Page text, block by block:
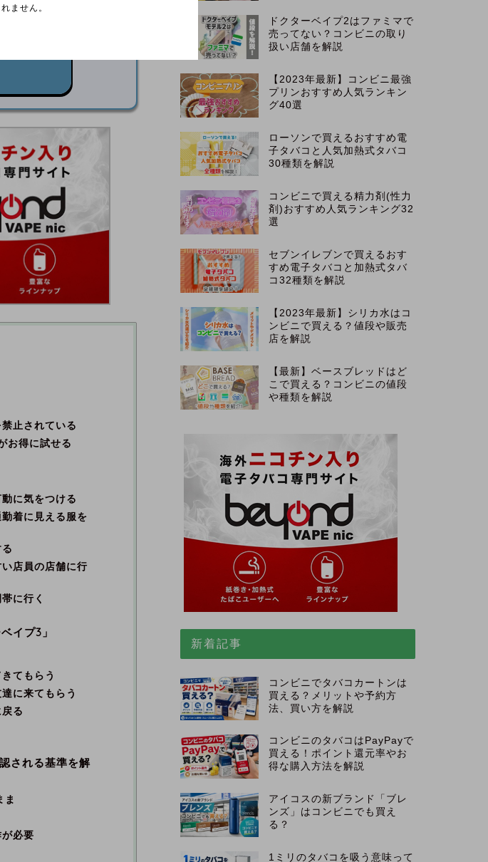
止されている
お得に試せる
に気をつける
着に見える服を
店員の店舗に行
に行く
イプ3」
てもらう
に来てもらう
る
される基準を解
ま
必要
ドクターベイプ2はファミマで
売ってない？コンビニの取り
扱い店舗を解説
【2023年最新】コンビニ最強
プリンおすすめ人気ランキン
グ40選
ローソンで買えるおすすめ電
子タバコと人気加熱式タバコ
30種類を解説
コンビニで買える精力剤(性力
剤)おすすめ人気ランキング32
選
セブンイレブンで買えるおす
すめ電子タバコと加熱式タバ
コ32種類を解説
【2023年最新】シリカ水はコ
ンビニで買える？値段や販売
店を解説
【最新】ベースブレッドはど
こで買える？コンビニの値段
や種類を解説
新着記事
コンビニでタバコカートンは
買える？メリットや予約方
法、買い方を解説
コンビニのタバコはPayPayで
買える！ポイント還元率やお
得な購入方法を解説
アイコスの新ブランド「ブレ
ンズ」はコンビニでも買え
る？
1ミリのタバコを吸う意味って
ません。